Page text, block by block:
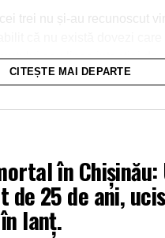
cei trei nu și-au recunoscut
sau lipsa intenției de
CITEȘTE MAI DEPARTE
în Chișinău:
de 25 de ani,
lanț.